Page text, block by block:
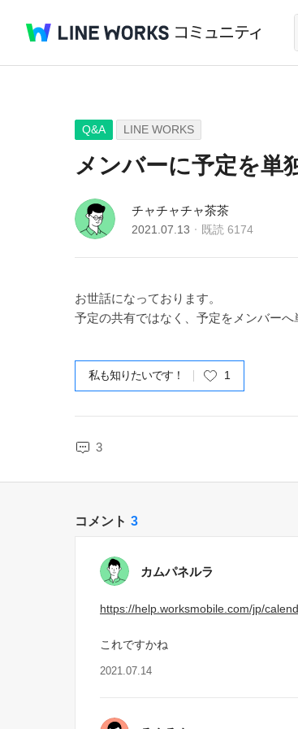
Q&A LINE WORKS
メンバーに予定を単
チャチャチャ茶茶
2021.07.13 既読 6174
お世話になっております。
予定の共有ではなく、予定をメンバー
私も知りたいです！ 1
3
コメント 3
カムパネルラ
https://help.worksmobile.com/jp/
これですかね
2021.07.14